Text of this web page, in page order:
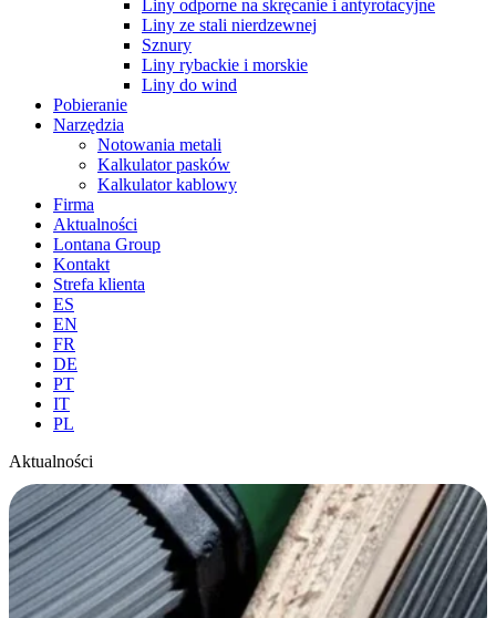
Liny odporne na skręcanie i antyrotacyjne
Liny ze stali nierdzewnej
Sznury
Liny rybackie i morskie
Liny do wind
Pobieranie
Narzędzia
Notowania metali
Kalkulator pasków
Kalkulator kablowy
Firma
Aktualności
Lontana Group
Kontakt
Strefa klienta
ES
EN
FR
DE
PT
IT
PL
Aktualności